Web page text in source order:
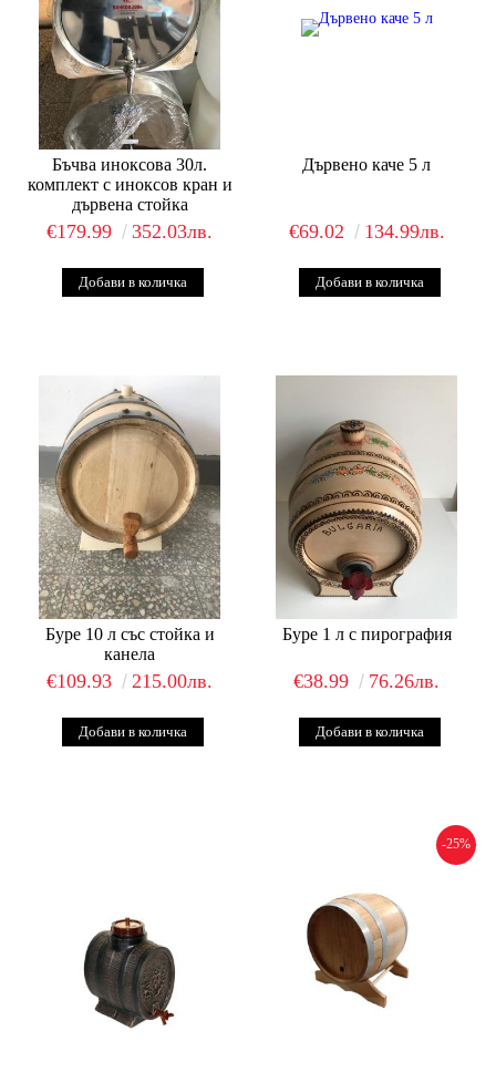
Бъчва иноксова 30л.
комплект с иноксов кран и
дървена стойка
€179.99 352.03лв.
Дървено каче 5 л
€69.02 134.99лв.
Буре 10 л със стойка и
канела
€109.93 215.00лв.
Буре 1 л с пирография
€38.99 76.26лв.
-25%